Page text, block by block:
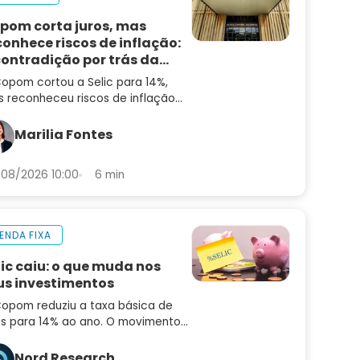
corta juros, mas
riscos de inflação:
por trás da
cortou a Selic para 14%,
reconheceu riscos de inflação
ainda não é hora de
risco
Marilia Fontes
2026 10:00 6 min
FIXA
caiu: o que muda nos
investimentos
reduziu a taxa básica de
para 14% ao ano. O movimento
sinais importantes sobre os